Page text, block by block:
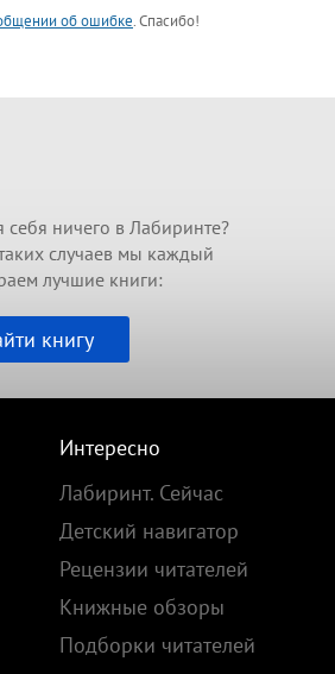
об ошибке. Спасибо!
ничего в Лабиринте?
случаев мы каждый
лучшие книги:
книгу
Интересно
Лабиринт. Сейчас
Детский навигатор
Рецензии читателей
Книжные обзоры
Подборки читателей